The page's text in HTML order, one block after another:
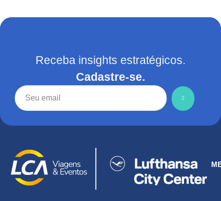
Receba insights estratégicos.
Cadastre-se.